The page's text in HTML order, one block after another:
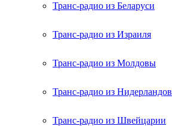
Транс-радио из Беларуси
Транс-радио из Израиля
Транс-радио из Молдовы
Транс-радио из Нидерландов
Транс-радио из Швейцарии